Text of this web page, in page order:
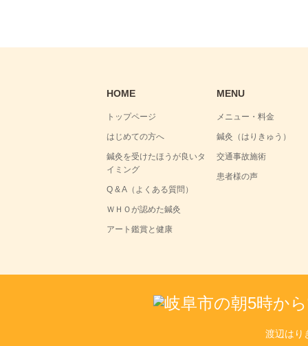
HOME
トップページ
はじめての方へ
鍼灸を受けたほうが良いタ
イミング
Q & A（よくある質問）
ＷＨＯが認めた鍼灸
アート鑑賞と健康
MENU
メニュー・料金
鍼灸（はりきゅう）
交通事故施術
患者様の声
渡辺はり